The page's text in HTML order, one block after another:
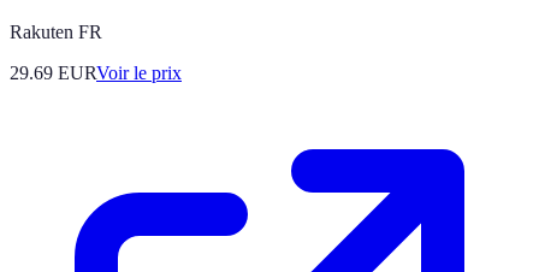
Rakuten FR
29.69 EURVoir le prix